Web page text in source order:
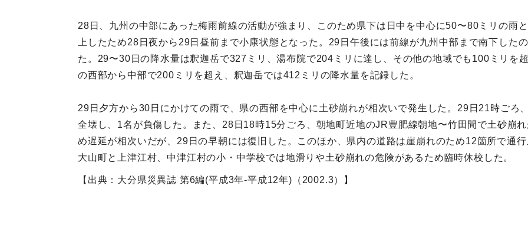
28日、九州の中部にあった梅雨前線の活動が強まり、このため県下は日中を中心に50〜80ミリの雨
上したため28日夜から29日昼前まで小康状態となった。29日午後には前線が九州中部まで南下した
た。29〜30日の降水量は釈迦岳で327ミリ、湯布院で204ミリに達し、その他の地域でも100ミリを
の西部から中部で200ミリを超え、釈迦岳では412ミリの降水量を記録した。
29日夕方から30日にかけての雨で、県の西部を中心に土砂崩れが相次いで発生した。29日21時ごろ
全壊し、1名が負傷した。また、28日18時15分ごろ、朝地町近地のJR豊肥線朝地〜竹田間で土砂崩
め遅延が相次いだが、29日の早朝には復旧した。このほか、県内の道路は崖崩れのため12箇所で通
大山町と上津江村、中津江村の小・中学校では地滑りや土砂崩れの危険があるため臨時休校した。
【出典：大分県災異誌 第6編(平成3年-平成12年)（2002.3）】